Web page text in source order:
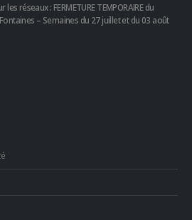
réseaux : FERMETURE TEMPORAIRE du
– Semaines du 27 juillet et du 03 août